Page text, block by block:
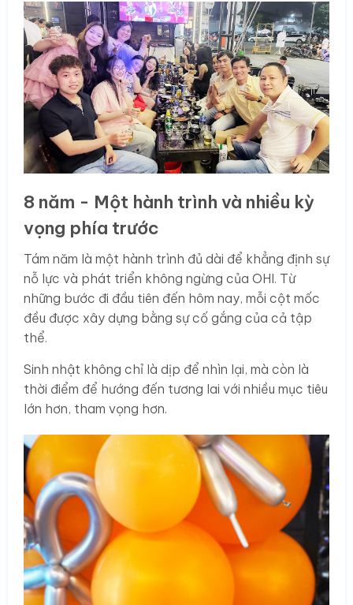
8 năm - Một hành trình và nhiều kỳ
vọng phía trước
Tám năm là một hành trình đủ dài để khẳng định sự
nỗ lực và phát triển không ngừng của OHI. Từ
những bước đi đầu tiên đến hôm nay, mỗi cột mốc
đều được xây dựng bằng sự cố gắng của cả tập
thể.
Sinh nhật không chỉ là dịp để nhìn lại, mà còn là
thời điểm để hướng đến tương lai với nhiều mục tiêu
lớn hơn, tham vọng hơn.